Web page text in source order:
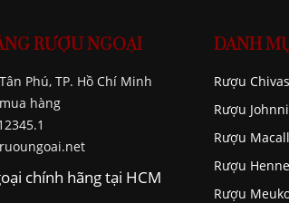
RƯỢU NGOẠI
Phú, TP. Hồ Chí Minh
hàng
chính hãng tại HCM
DANH
Rượu Chivas
Rượu
Rượu
Rượu
Rượu